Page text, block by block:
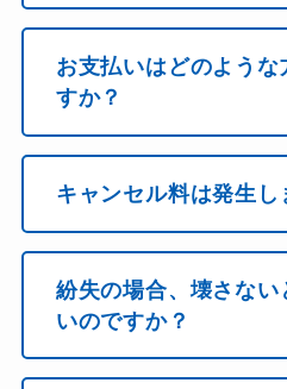
お支払いはどのような
すか？
キャンセル料は発生し
紛失の場合、壊さない
いのですか？